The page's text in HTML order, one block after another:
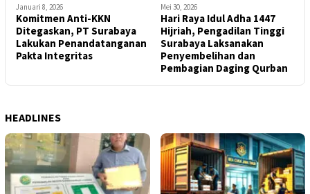
Januari 8, 2026
Komitmen Anti-KKN
Ditegaskan, PT Surabaya
Lakukan Penandatanganan
Pakta Integritas
Mei 30, 2026
Hari Raya Idul Adha 1447
Hijriah, Pengadilan Tinggi
Surabaya Laksanakan
Penyembelihan dan
Pembagian Daging Qurban
HEADLINES